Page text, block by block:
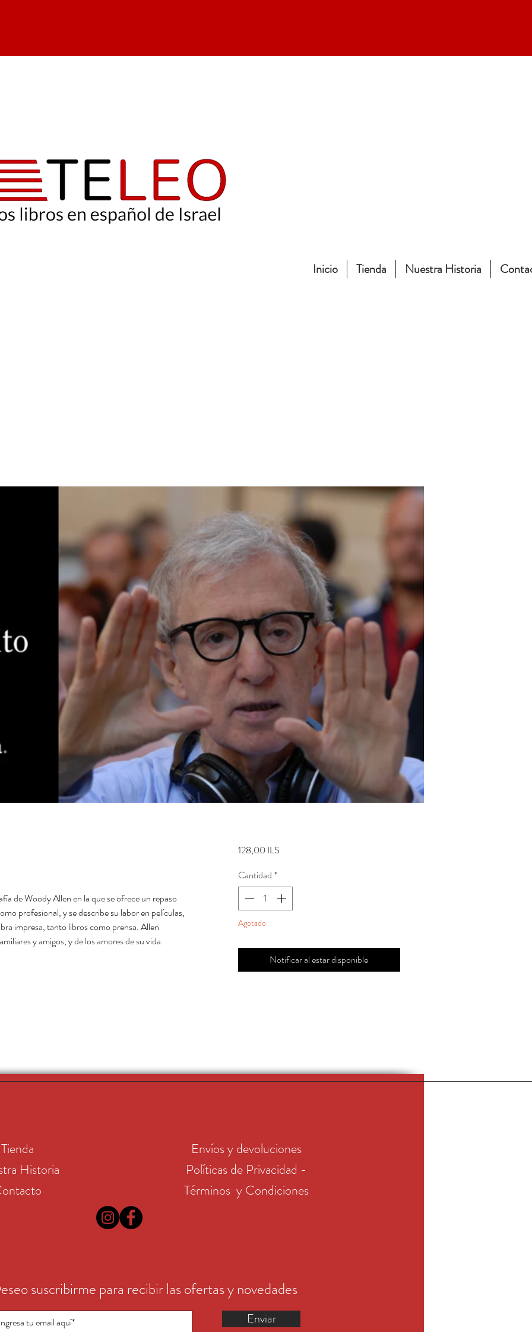
Inicio Tienda Nuestra Historia
de Woody Allen en la que se ofrece un repaso
profesional, y se describe su labor en películas,
impresa, tanto libros como prensa. Allen
y amigos, y de los amores de su vida.
128,00 ILSPrecio
Cantidad *
Agotado
Notificar al estar disponible
Tienda
Historia
Envíos y devoluciones
Políticas de Privacidad -
Términos y Condiciones
suscribirme para recibir las ofertas y novedades
Enviar